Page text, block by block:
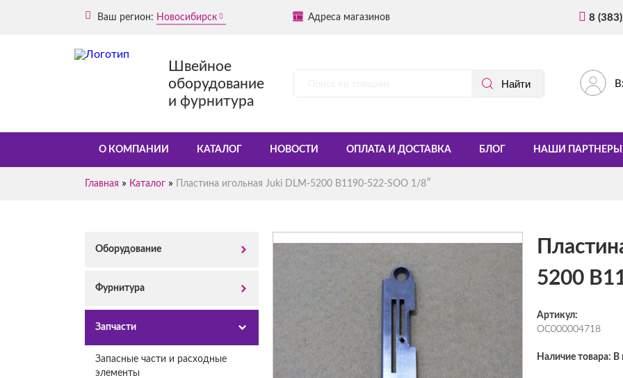
Ваш регион: Новосибирск Адреса магазинов 8
Швейное
оборудование
и фурнитура
О КОМПАНИИ КАТАЛОГ НОВОСТИ ОПЛАТА И ДОСТАВКА БЛОГ НАШИ ПАРТНЕРЫ
Главная » Каталог » Пластина игольная Juki DLM-5200 B1190-522-SOO 1/8″
Оборудование
Фурнитура
Запчасти
Запасные части и расходные
элементы
5200
Артикул:
ОС000004718
Наличие товара: В